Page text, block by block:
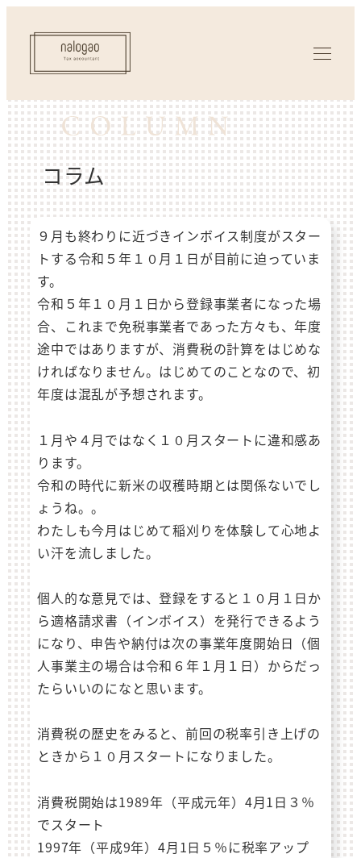
コラム
９月も終わりに近づきインボイス制度がスター
トする令和５年１０月１日が目前に迫っていま
す。
令和５年１０月１日から登録事業者になった場
合、これまで免税事業者であった方々も、年度
途中ではありますが、消費税の計算をはじめな
ければなりません。はじめてのことなので、初
年度は混乱が予想されます。
１月や４月ではなく１０月スタートに違和感あ
ります。
令和の時代に新米の収穫時期とは関係ないでし
ょうね。。
わたしも今月はじめて稲刈りを体験して心地よ
い汗を流しました。
個人的な意見では、登録をすると１０月１日か
ら適格請求書（インボイス）を発行できるよう
になり、申告や納付は次の事業年度開始日（個
人事業主の場合は令和６年１月１日）からだっ
たらいいのになと思います。
消費税の歴史をみると、前回の税率引き上げの
ときから１０月スタートになりました。
消費税開始は1989年（平成元年）4月1日３％
でスタート
1997年（平成9年）4月1日５％に税率アップ